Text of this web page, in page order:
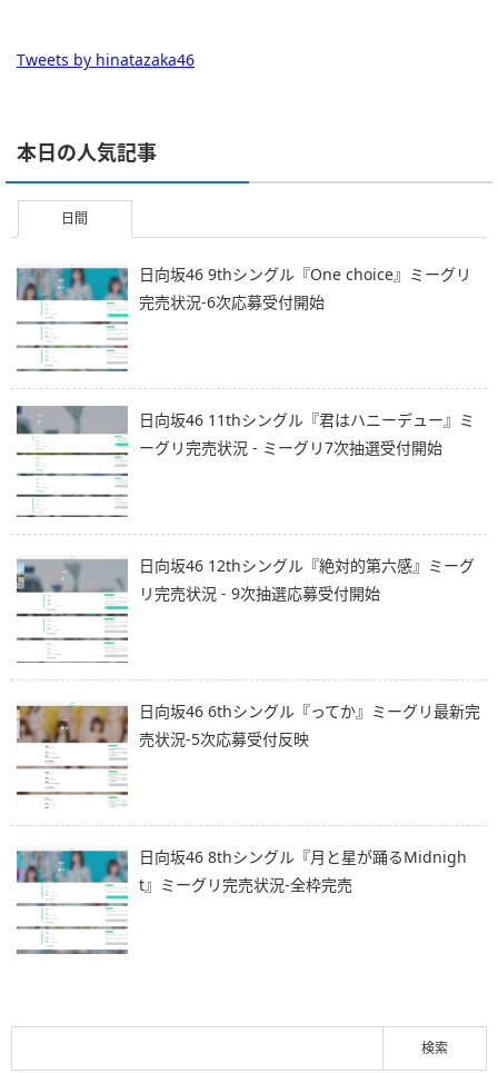
Tweets by hinatazaka46
本日の人気記事
日間
日向坂46 9thシングル『One choice』ミーグリ
完売状況-6次応募受付開始
日向坂46 11thシングル『君はハニーデュー』ミ
ーグリ完売状況 - ミーグリ7次抽選受付開始
日向坂46 12thシングル『絶対的第六感』ミーグ
リ完売状況 - 9次抽選応募受付開始
日向坂46 6thシングル『ってか』ミーグリ最新完
売状況-5次応募受付反映
日向坂46 8thシングル『月と星が踊るMidnigh
t』ミーグリ完売状況-全枠完売